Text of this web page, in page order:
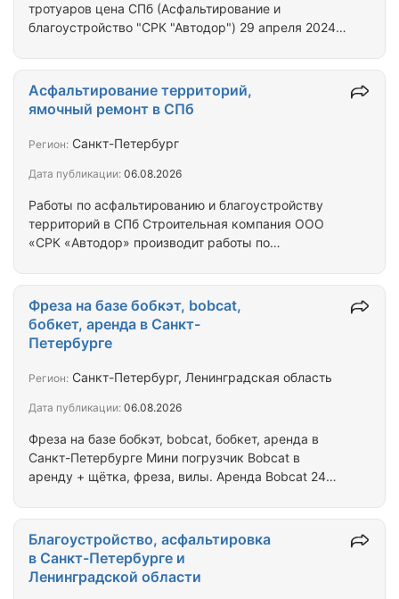
тротуаров цена СПб (Асфальтирование и
благоустройство "СРК "Автодор") 29 апреля 2024г
благоустройство, и асфальтирование территорий.
Строительная компания ООО «СРК «Автодор»
предлагает Вам услуги по выполнению всего
комплекса следующих работ: новое
текущий ремонты асфальтобетонных покрытий
Работы по асфальтированию и благоустройству
территорий в СПб Строительная компания ООО
«СРК «Автодор» производит работы по
дорожного бортового (бордюрного) камня,
укладки дорожной плитки, озеленению
территорий, устройство газонов, а также
производит работы по наружным сетям,
водоканал, канализация, в г СПб и ЛО.
необходимой спец техники. Гарантия
Асфальтирование территорий,
ямочный ремонт в СПб
Регион: Санкт-Петербург
Дата публикации: 06.08.2026
Фреза на базе бобкэт, bobcat, бобкет, аренда в
Санкт-Петербурге Мини погрузчик Bobcat в
аренду + щётка, фреза, вилы. Аренда Bobcat 24
объекта до базы. Всегда в наличии * Низкие цены *
Опыт аренды 15 лет * Большой выбор техники *
Аренда дорожной фрезы от собственника в Санкт-
Петербурге Техника «Бобкэт» функционально, и
Фреза на базе бобкэт, bobcat,
бобкет, аренда в Санкт-
Петербурге
Регион: Санкт-Петербург, Ленинградская область
Дата публикации: 06.08.2026
Благоустройство, асфальтировка
в Санкт-Петербурге и
Ленинградской области